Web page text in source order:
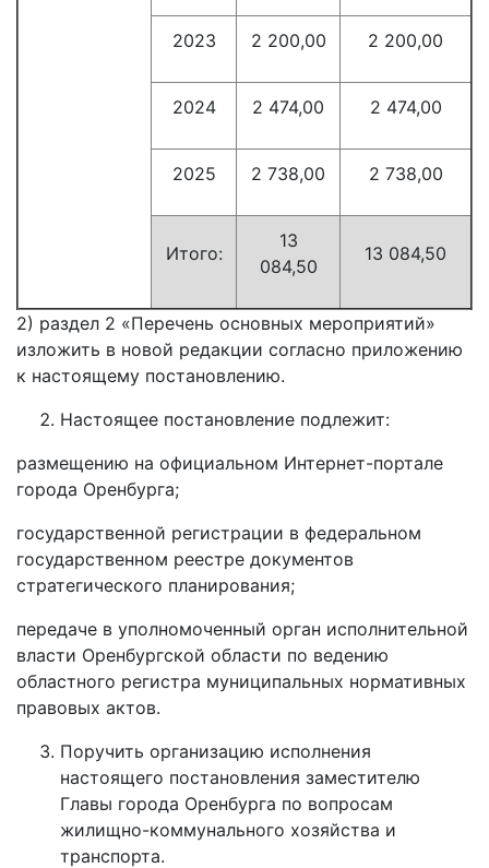
2023 2 200,00 2 200,00
2024 2 474,00 2 474,00
2025 2 738,00 2 738,00
Итого:
13
084,50
13 084,50
2) раздел 2 «Перечень основных мероприятий»
изложить в новой редакции согласно приложению
к настоящему постановлению.
Настоящее постановление подлежит:
размещению на официальном Интернет-портале
города Оренбурга;
государственной регистрации в федеральном
государственном реестре документов
стратегического планирования;
передаче в уполномоченный орган исполнительной
власти Оренбургской области по ведению
областного регистра муниципальных нормативных
правовых актов.
Поручить организацию исполнения
настоящего постановления заместителю
Главы города Оренбурга по вопросам
жилищно-коммунального хозяйства и
транспорта.